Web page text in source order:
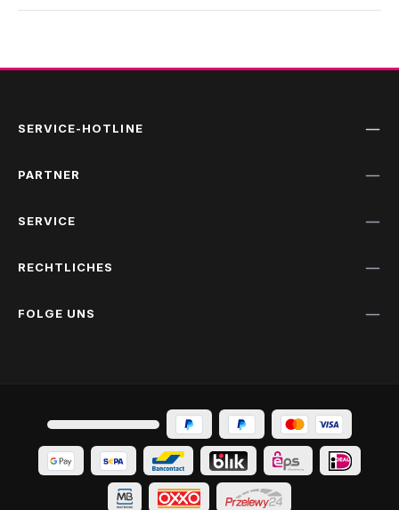
SERVICE-HOTLINE
PARTNER
SERVICE
RECHTLICHES
FOLGE UNS